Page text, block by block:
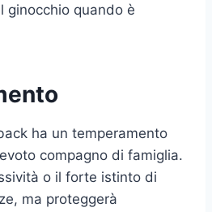
ginocchio quando è
ha un temperamento
compagno di famiglia.
o il forte istinto di
ma proteggerà